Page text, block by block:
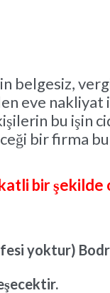
belgesiz,
eve
bu işin
bir firma
bir şekilde
yoktur)